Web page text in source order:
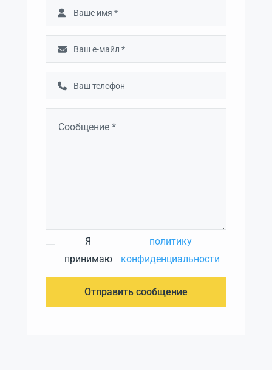
Я
принимаю
политику
конфиденциальности
Отправить сообщение